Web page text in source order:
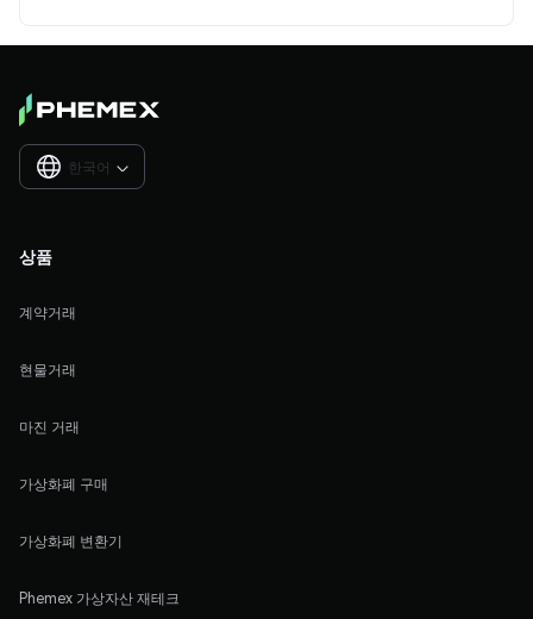
한국어 
상품
계약거래
현물거래
마진 거래
가상화폐 구매
가상화폐 변환기
Phemex 가상자산 재테크